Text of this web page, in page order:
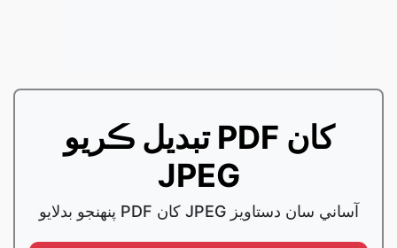
تبديل ڪريو PDF کان
JPEG
پنهنجو بدلايو PDF کان JPEG آساني سان دستاويز